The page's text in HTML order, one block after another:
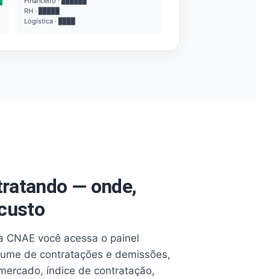
RH · █████
Logística · ████
— onde,
você acessa o painel
de contratações e demissões,
índice de contratação,